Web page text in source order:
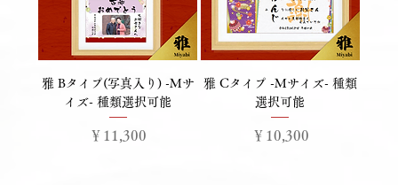
雅 Bタイプ(写真入り) -Mサ
イズ- 種類選択可能
価格
￥11,300
雅 Cタイプ -Mサイズ- 種類
選択可能
価格
￥10,300